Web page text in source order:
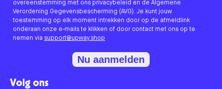
overeenstemming met ons privacybeleid en de Algemene
Verordening Gegevensbescherming (AVG). Je kunt jouw
toestemming op elk moment intrekken door op de afmeldlink
onderaan onze e-mails te klikken of door contact met ons op te
nemen via support@upway.shop
Nu aanmelden
Volg ons